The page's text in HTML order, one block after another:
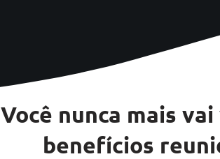
Você nunca mais
benefícios